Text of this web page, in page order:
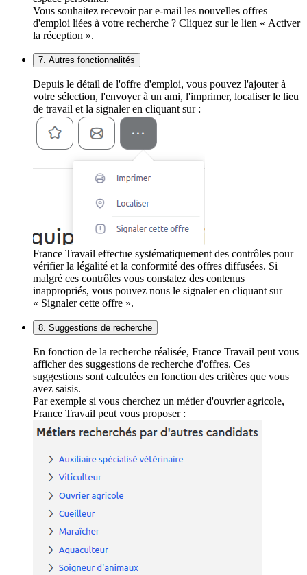
Vous souhaitez recevoir par e-mail les nouvelles offres
d'emploi liées à votre recherche ? Cliquez sur le lien « Activer
la réception ».
7. Autres fonctionnalités
Depuis le détail de l'offre d'emploi, vous pouvez l'ajouter à
votre sélection, l'envoyer à un ami, l'imprimer, localiser le lieu
de travail et la signaler en cliquant sur :
France Travail effectue systématiquement des contrôles pour
vérifier la légalité et la conformité des offres diffusées. Si
malgré ces contrôles vous constatez des contenus
inappropriés, vous pouvez nous le signaler en cliquant sur
« Signaler cette offre ».
8. Suggestions de recherche
En fonction de la recherche réalisée, France Travail peut vous
afficher des suggestions de recherche d'offres. Ces
suggestions sont calculées en fonction des critères que vous
avez saisis.
Par exemple si vous cherchez un métier d'ouvrier agricole,
France Travail peut vous proposer :